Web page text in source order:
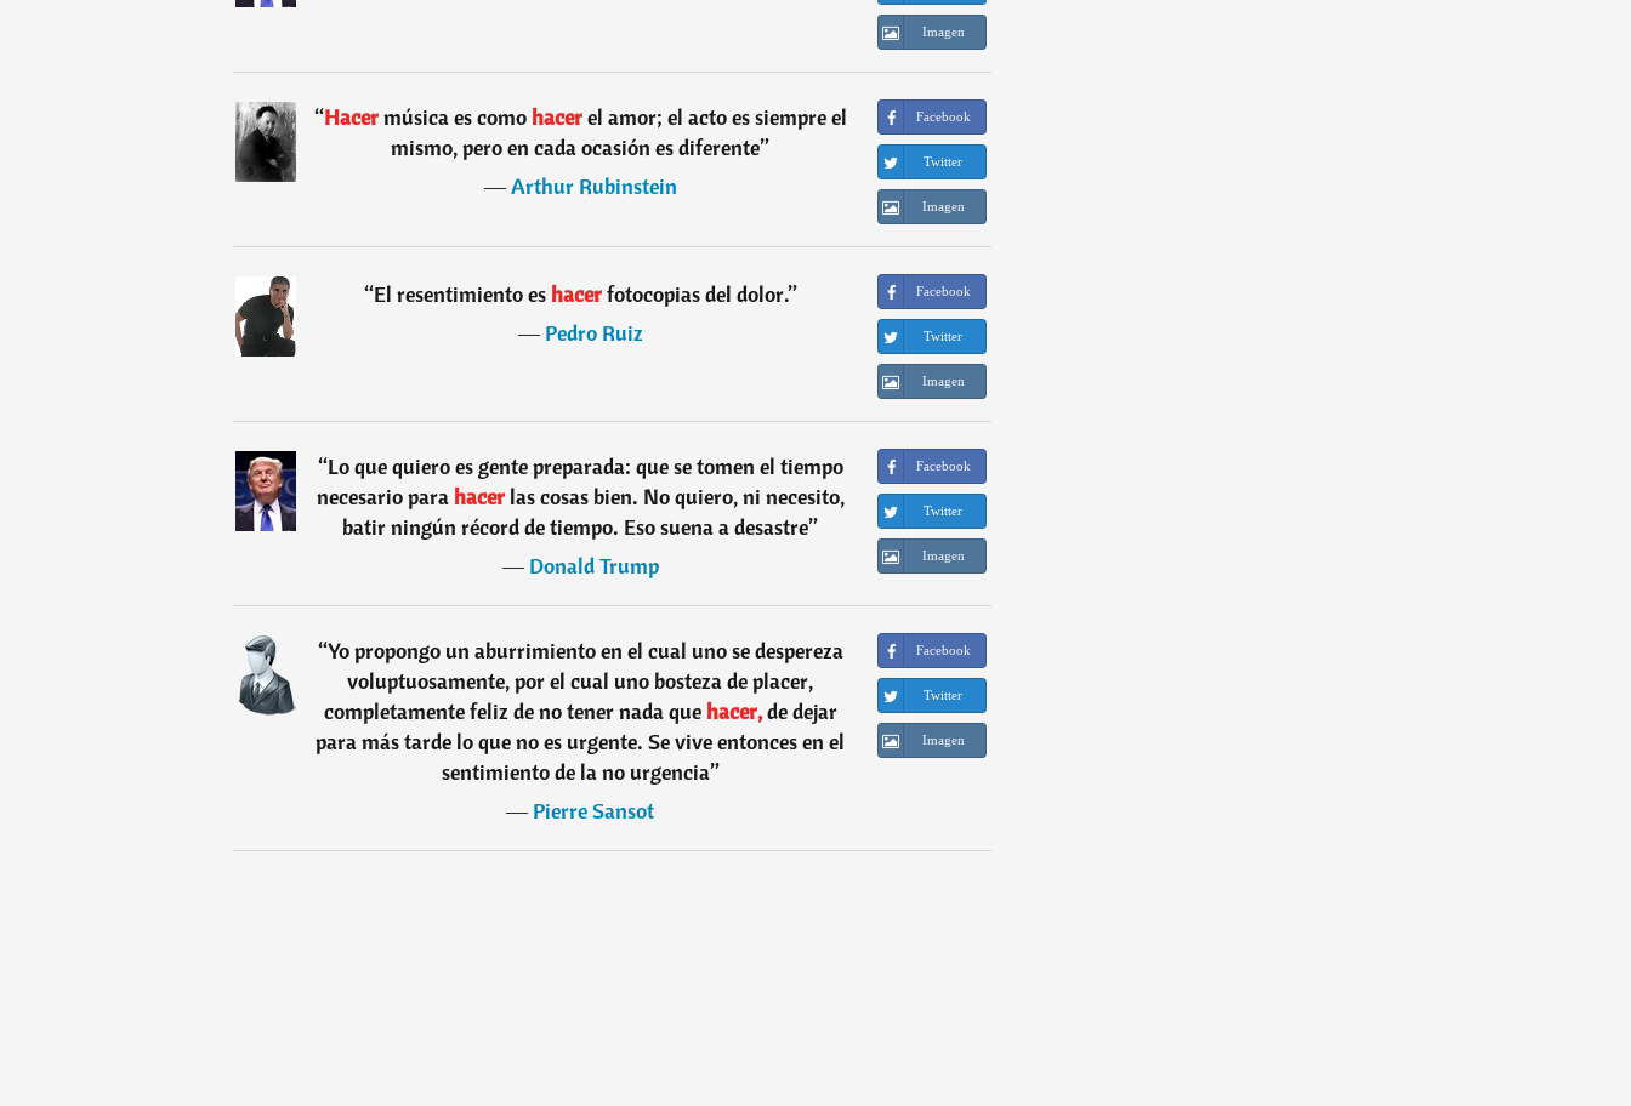
Imagen
“Hacermúsica es comohacerel amor; el acto es siempre el
mismo, pero en cada ocasión es diferente”
―Arthur Rubinstein
Facebook
Twitter
Imagen
“El resentimiento eshacerfotocopias del dolor.”
―Pedro Ruiz
Facebook
Twitter
Imagen
“Lo que quiero es gente preparada: que se tomen el tiempo
necesario parahacer las cosas bien. No quiero, ni necesito,
batir ningún récord de tiempo. Eso suena a desastre”
―Donald Trump
Facebook
Twitter
Imagen
“Yo propongo un aburrimiento en el cual uno se despereza
voluptuosamente, por el cual uno bosteza de placer,
completamente feliz de no tener nada quehacer,de dejar
para más tarde lo que no es urgente. Se vive entonces en el
sentimiento de la no urgencia”
―Pierre Sansot
Facebook
Twitter
Imagen